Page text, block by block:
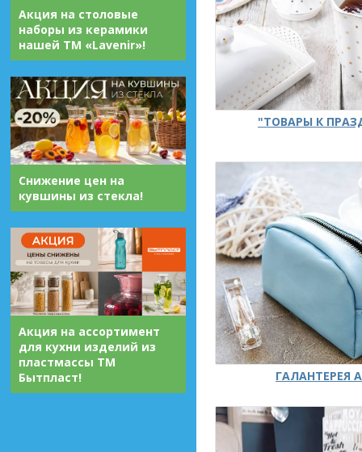
Акция на столовые
наборы из керамики
нашей ТМ «Lavenir»!
Снижение цен на
кувшины из стекла!
Акция на ассортимент
для кухни изделий из
пластмассы ТМ
Бытпласт!
"ТОВАРЫ К
ГАЛАНТЕРЕЯ